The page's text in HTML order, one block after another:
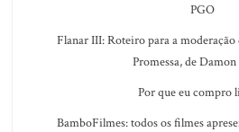
PGO
Flanar III: Roteiro para a
Promessa, de
Por que eu compro
BamboFilmes: todos os filmes